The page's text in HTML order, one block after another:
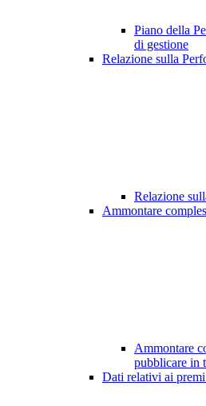
Piano della
di gestione
Relazione sulla
Relazione
Ammontare
Ammontare
pubblicare in
Dati relativi ai premi